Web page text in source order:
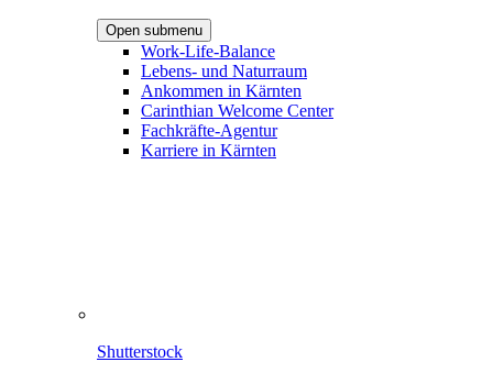
Open submenu
Work-Life-Balance
Lebens- und Naturraum
Ankommen in Kärnten
Carinthian Welcome Center
Fachkräfte-Agentur
Karriere in Kärnten
Shutterstock